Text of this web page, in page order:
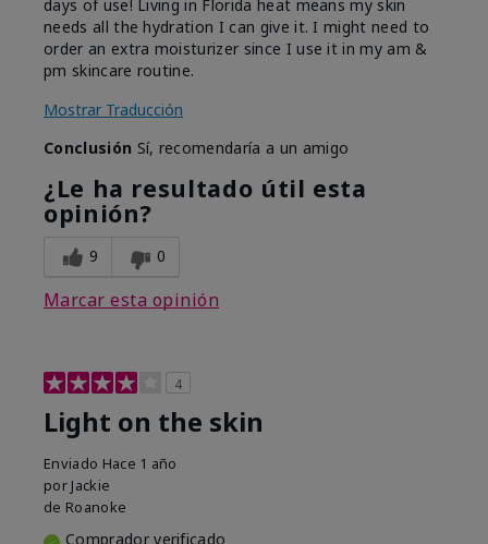
days of use! Living in Florida heat means my skin
needs all the hydration I can give it. I might need to
order an extra moisturizer since I use it in my am &
pm skincare routine.
Mostrar Traducción
Conclusión Sí, recomendaría a un amigo
¿Le ha resultado útil esta
opinión?
9 0
Marcar esta opinión
4
Light on the skin
Enviado Hace 1 año
por Jackie
de Roanoke
Comprador verificado